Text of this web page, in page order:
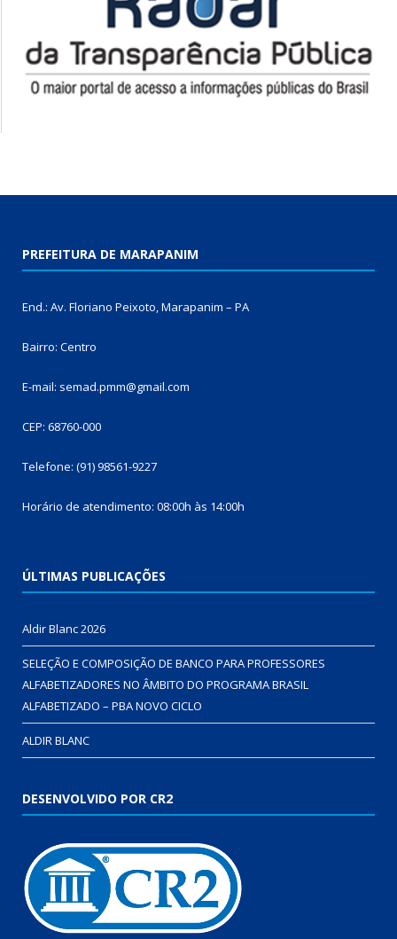
PREFEITURA DE MARAPANIM
End.: Av. Floriano Peixoto, Marapanim – PA
Bairro: Centro
E-mail: semad.pmm@gmail.com
CEP: 68760-000
Telefone: (91) 98561-9227
Horário de atendimento: 08:00h às 14:00h
ÚLTIMAS PUBLICAÇÕES
Aldir Blanc 2026
SELEÇÃO E COMPOSIÇÃO DE BANCO PARA PROFESSORES
ALFABETIZADORES NO ÂMBITO DO PROGRAMA BRASIL
ALFABETIZADO – PBA NOVO CICLO
ALDIR BLANC
DESENVOLVIDO POR CR2